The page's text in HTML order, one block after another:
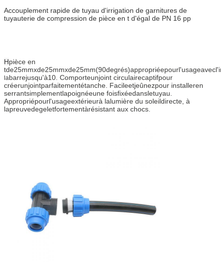
Accouplement rapide de tuyau d'irrigation de garnitures de
tuyauterie de compression de pièce en t d'égal de PN 16 pp
Hpièce en
labarrejusqu'à10. Comporteunjoint circulairecaptifpour
créerunjointparfaitementétanche. Facileetjeûnezpour installeren
serrantsimplementlapoignéeune foisfixéedansletuyau.
Appropriépourl'usageextérieurà lalumière du soleildirecte, à
lapreuvedegeletfortementàrésistant aux chocs.